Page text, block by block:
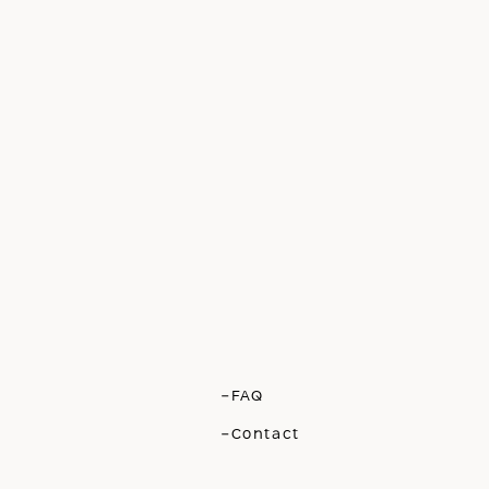
-FAQ
-Contact